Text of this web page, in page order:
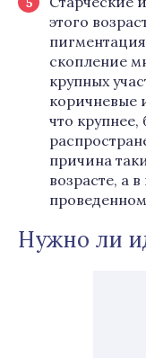
этого
скопление
крупных
коричневые
что крупнее,
причина
возрасте, а
Нужно ли